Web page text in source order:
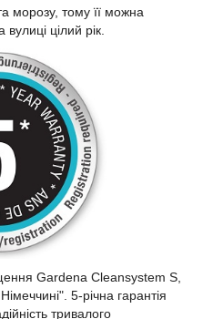
морозу, тому її можна
цілий рік.
Gardena Cleansystem S,
5-річна гарантія
тривалого